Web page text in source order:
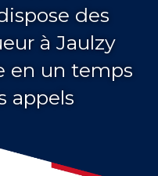
des
à Jaulzy
en un temps
appels